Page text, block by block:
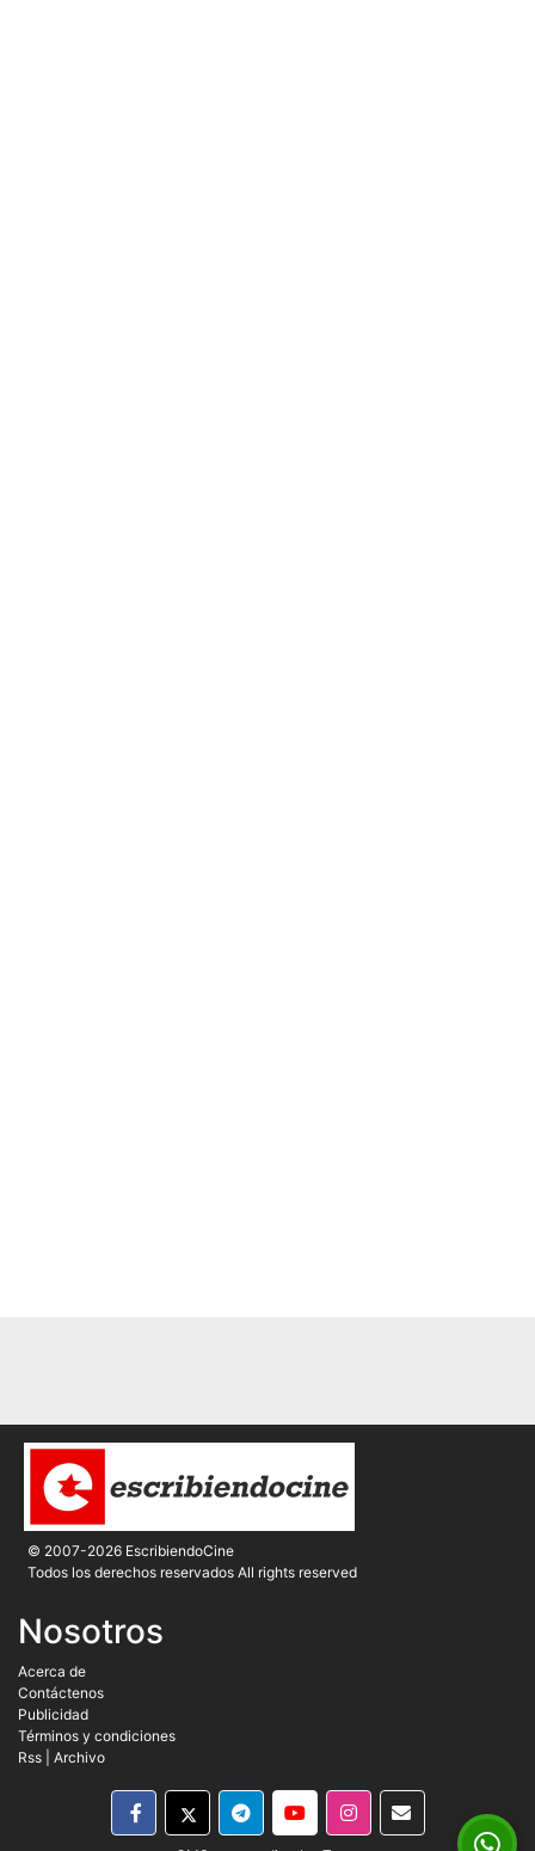
© 2007-2026 EscribiendoCine
Todos los derechos reservados All rights reserved
Nosotros
Acerca de
Contáctenos
Publicidad
Términos y condiciones
Rss
Archivo